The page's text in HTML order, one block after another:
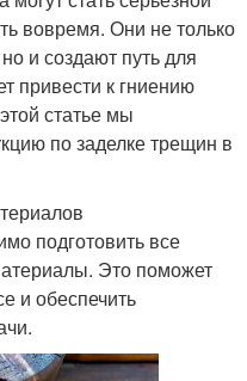
вовремя. Они не только
и создают путь для
привести к гниению
статье мы
по заделке трещин в
подготовить все
Это поможет
и обеспечить